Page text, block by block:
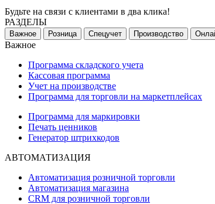
Будьте на связи с клиентами в два клика!
РАЗДЕЛЫ
Важное Розница Спецучет Производство
Важное
Программа складского учета
Кассовая программа
Учет на производстве
Программа для торговли на маркетплейсах
Программа для маркировки
Печать ценников
Генератор штрихкодов
АВТОМАТИЗАЦИЯ
Автоматизация розничной торговли
Автоматизация магазина
CRM для розничной торговли